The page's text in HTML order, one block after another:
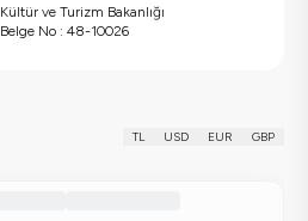
Kültür ve Turizm Bakanlığı
Belge No : 48-10026
TL USD EUR GBP